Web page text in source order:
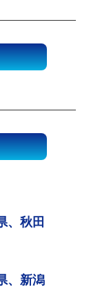
、秋田
、新潟